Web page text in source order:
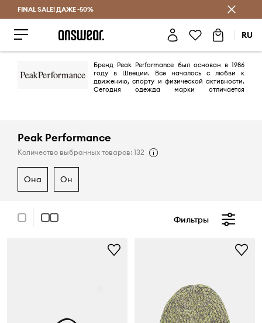
FINAL SALE! ДАЖЕ -50%
RU
Бренд Peak Performance был основан в 1986
году в Швеции. Все началось с любви к
движению, спорту и физической активности.
Сегодня одежда марки отличается
Peak Performance
Количество выбранных товаров: 132
она он
Фильтры